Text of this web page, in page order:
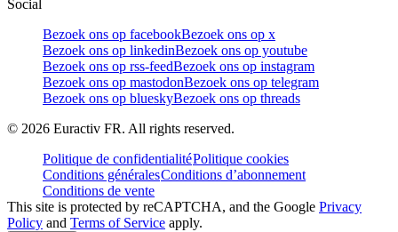
Social
Bezoek ons op facebookBezoek ons op x
Bezoek ons op linkedinBezoek ons op youtube
Bezoek ons op rss-feedBezoek ons op instagram
Bezoek ons op mastodonBezoek ons op telegram
Bezoek ons op blueskyBezoek ons op threads
© 2026 Euractiv FR. All rights reserved.
Politique de confidentialitéPolitique cookies
Conditions généralesConditions d’abonnement
Conditions de vente
This site is protected by reCAPTCHA, and the Google Privacy
Policy and Terms of Service apply.